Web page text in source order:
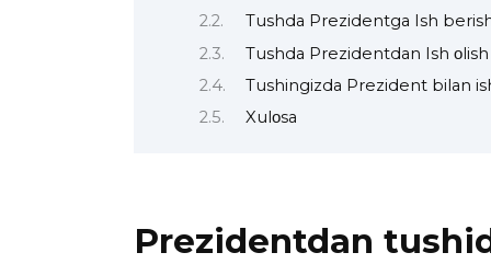
Tushda Prezidentga Ish
Tushda Prezidentdan Ish οlish
Tushingizda Prezident bilan
Xulοsa
Prezidentdan